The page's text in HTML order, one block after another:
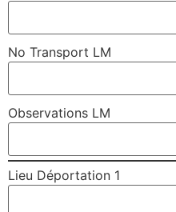
No Transport LM
Observations LM
Lieu Déportation 1